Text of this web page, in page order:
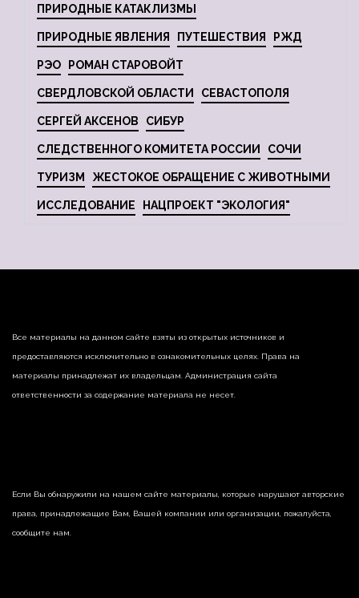
ПРИРОДНЫЕ КАТАКЛИЗМЫ
ПРИРОДНЫЕ ЯВЛЕНИЯ ПУТЕШЕСТВИЯ РЖД
РЭО РОМАН СТАРОВОЙТ
СВЕРДЛОВСКОЙ ОБЛАСТИ СЕВАСТОПОЛЯ
СЕРГЕЙ АКСЕНОВ СИБУР
СЛЕДСТВЕННОГО КОМИТЕТА РОССИИ СОЧИ
ТУРИЗМ ЖЕСТОКОЕ ОБРАЩЕНИЕ С ЖИВОТНЫМИ
ИССЛЕДОВАНИЕ НАЦПРОЕКТ "ЭКОЛОГИЯ"
Все материалы на данном сайте взяты из открытых источников и
предоставляются исключительно в ознакомительных целях. Права на
материалы принадлежат их владельцам. Администрация сайта
ответственности за содержание материала не несет.
Если Вы обнаружили на нашем сайте материалы, которые нарушают авторские
права, принадлежащие Вам, Вашей компании или организации, пожалуйста,
сообщите нам.